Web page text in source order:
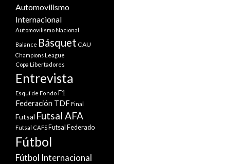
Automovilismo
Internacional
Automovilismo Nacional
Balance Básquet CAU
Champions League
Copa Libertadores
Entrevista
Esquí de Fondo F1
Federación TDF Final
Futsal Futsal AFA
Futsal CAFS Futsal Federado
Fútbol
Fútbol Internacional